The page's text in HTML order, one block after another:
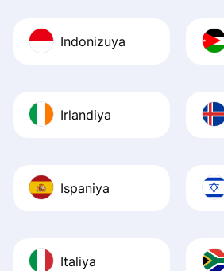
Indonizuya
Irlandiya
Ispaniya
Italiya